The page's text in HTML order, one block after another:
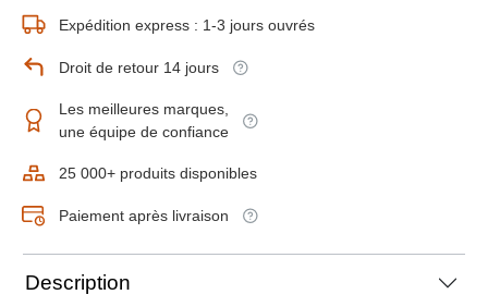
Expédition express : 1-3 jours ouvrés
Droit de retour 14 jours
Les meilleures marques,
une équipe de confiance
25 000+ produits disponibles
Paiement après livraison
Description